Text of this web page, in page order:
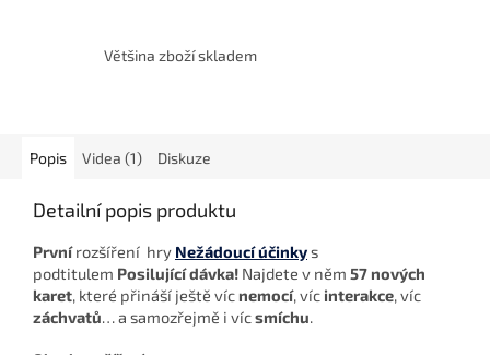
Většina zboží skladem
Popis Videa (1) Diskuze
Detailní popis produktu
Prvnírozšíření hry Nežádoucí účinkys
podtitulem Posilující dávka! Najdete v něm 57 nových
karet, které přináší ještě víc nemocí, víc interakce,víc
záchvatů… a samozřejmě i vícsmíchu.